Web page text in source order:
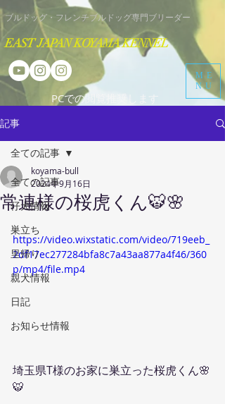
EAST JAPAN KOYAMA KENNEL
​PCでの閲覧推奨します
​ブルドッグ・フレンチブルドッグ専門ブリーダー
ME
NU
記事
全ての記事
仔犬情報
巣立ち
里帰り
親犬情報
日記
お知らせ情報
全ての記事
常連様の桜虎くん🐯🌸
koyama-bull
2024年9月16日
https://video.wixstatic.com/video/719eeb_
2df17ec277284bfa8c7a43aa877a4f46/360
p/mp4/file.mp4
埼玉県T様のお家に巣立った桜虎くん🌸
🐯